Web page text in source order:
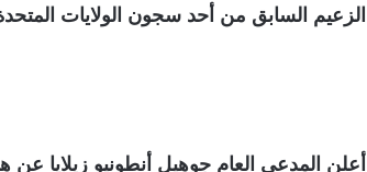
الزعيم السابق من أحد سجون الولايات